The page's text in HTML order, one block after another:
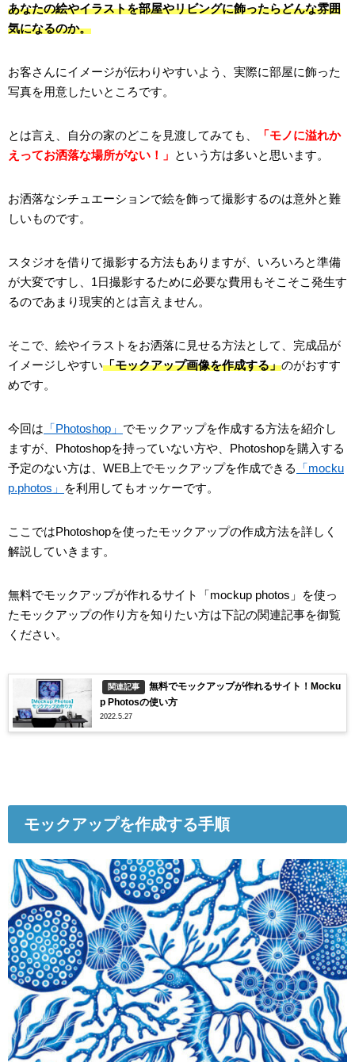
あなたの絵やイラストを部屋やリビングに飾ったらどんな雰囲
気になるのか。
お客さんにイメージが伝わりやすいよう、実際に部屋に飾った
写真を用意したいところです。
とは言え、自分の家のどこを見渡してみても、
「モノに溢れか
えってお洒落な場所がない！」
という方は多いと思います。
お洒落なシチュエーションで絵を飾って撮影するのは意外と難
しいものです。
スタジオを借りて撮影する方法もありますが、いろいろと準備
が大変ですし、1日撮影するために必要な費用もそこそこ発生す
るのであまり現実的とは言えません。
そこで、絵やイラストをお洒落に見せる方法として、完成品が
イメージしやすい「モックアップ画像を作成する」のがおすす
めです。
今回は 「Photoshop」 でモックアップを作成する方法を紹介し
ますが、Photoshopを持っていない方や、Photoshopを購入する
予定のない方は、WEB上でモックアップを作成できる
「mocku
p.photos」
を利用してもオッケーです。
ここではPhotoshopを使ったモックアップの作成方法を詳しく
解説していきます。
無料でモックアップが作れるサイト「mockup photos」を使っ
たモックアップの作り方を知りたい方は下記の関連記事を御覧
ください。
関連記事
無料でモックアップが作れるサイト！Mocku
p Photosの使い方
2022.5.27
モックアップを作成する手順